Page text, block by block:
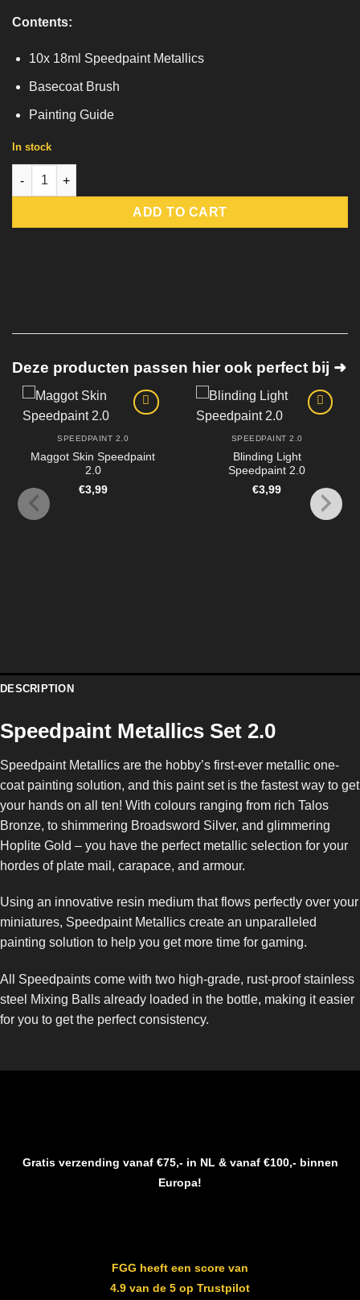
Contents:
10x 18ml Speedpaint Metallics
Basecoat Brush
Painting Guide
In stock
TAP Speedpaint Metallics Set 2.0 quantity
ADD TO CART
Deze producten passen hier ook perfect bij ➜
SPEEDPAINT 2.0
Maggot Skin Speedpaint
2.0
€3,99
SPEEDPAINT 2.0
Blinding Light
Speedpaint 2.0
€3,99
DESCRIPTION
Speedpaint Metallics Set 2.0
Speedpaint Metallics are the hobby’s first-ever metallic one-
coat painting solution, and this paint set is the fastest way to get
your hands on all ten! With colours ranging from rich Talos
Bronze, to shimmering Broadsword Silver, and glimmering
Hoplite Gold – you have the perfect metallic selection for your
hordes of plate mail, carapace, and armour.
Using an innovative resin medium that flows perfectly over your
miniatures, Speedpaint Metallics create an unparalleled
painting solution to help you get more time for gaming.
All Speedpaints come with two high-grade, rust-proof stainless
steel Mixing Balls already loaded in the bottle, making it easier
for you to get the perfect consistency.
Gratis verzending vanaf €75,- in NL & vanaf €100,- binnen
Europa!
FGG heeft een score van
4.9 van de 5 op Trustpilot